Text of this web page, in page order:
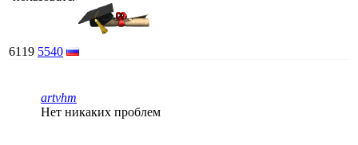
6119 5540
artvhm
Нет никаких проблем